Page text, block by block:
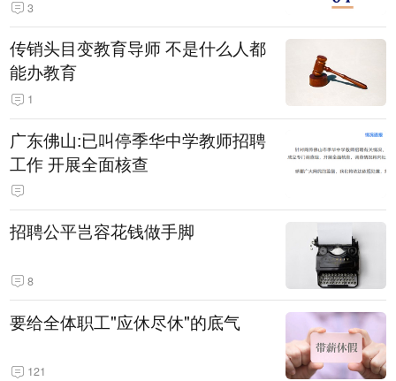
3
传销头目变教育导师 不是什么人都
能办教育
1
广东佛山:已叫停季华中学教师招聘
工作 开展全面核查
招聘公平岂容花钱做手脚
8
要给全体职工"应休尽休"的底气
121